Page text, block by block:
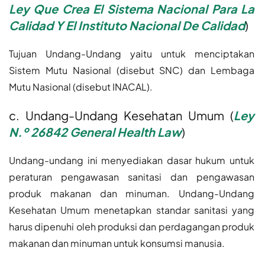
Ley Que Crea El Sistema Nacional Para La
Calidad Y El Instituto Nacional De Calidad)
Tujuan Undang-Undang yaitu untuk menciptakan
Sistem Mutu Nasional (disebut SNC) dan Lembaga
Mutu Nasional (disebut INACAL).
c. Undang-Undang Kesehatan Umum (Ley
N.º 26842 General Health Law)
Undang-undang ini menyediakan dasar hukum untuk
peraturan pengawasan sanitasi dan pengawasan
produk makanan dan minuman. Undang-Undang
Kesehatan Umum menetapkan standar sanitasi yang
harus dipenuhi oleh produksi dan perdagangan produk
makanan dan minuman untuk konsumsi manusia.